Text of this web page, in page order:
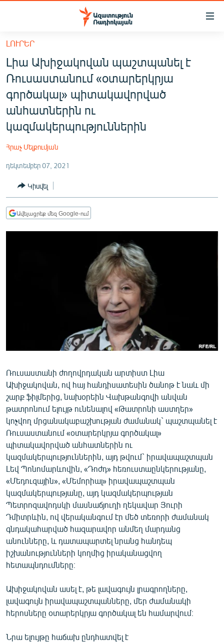
Մատչելիության
հիմնական
բովանդակությանը
Անցնել
հիմնական
մենյուին
Որոնում
ՀԱՅԱՍՏԱՆ
ՔԱՂԱՔԱԿԱՆ
ԸՆՏՐՈՒԹՅՈՒՆՆԵՐ 2026
ԻՐԱՎՈՒՆՔ
ՀԱՍԱՐԱԿՈՒԹՅՈՒՆ
ՊԱՏԵՐԱԶՄԻ 6 ՇԱԲԱԹՆԵՐԸ
ՏԱՐԱԾԱՇՐՋԱՆ
ՄԻՋԱԶԳԱՅԻՆ
ՄԵԿՆԱԲԱՆՈՒԹՅՈՒՆ
ԲԱՆԱՎԵՃ
ՁԳՏԵԼՈՎ ԼԱՎԱԳՈՒՅՆԻՆ
ՓՈԴՔԱՍԹ
Հայերեն
English
Русский
ՀԵՏԵՎԵՔ ՄԵԶ
«Ազատության» բոլոր կայքերը
ԼՈՒՐԵՐ
Լիա Ախիջակովան պաշտպանել է
Ռուսաստանում «օտարերկրյա
գործակալ» պիտակավորված
անհատներին ու
կազմակերպություններին
Հրաչ Մելքումյան
դեկտեմբեր 07, 2021
Կիսվել
Ավելացրեք մեզ Google-ում
Ռուսաստանի ժողովրդական արտիստ Լիա
Ախիջակովան, ով հայ հանդիսատեսին ծանոթ է նաև մի
շարք ֆիլմերից, նախօրեին Վախթանգովի անվան
թատրոնում ելույթ ունենալով «Թատրոնի աստղեր»
կոչվող մրցանակաբաշխության ժամանակ` պաշտպանել է
Ռուսաստանում «օտարերկրյա գործակալ»
պիտակավորված անհատներին ու
կազմակերպություններին, այդ թվում` իրավապաշտպան
Լեվ Պոնոմարևովին, «Դոժդ» հեռուստաընկերությանը,
«Մեդուզային», «Մեմորիալ» իրավապաշտպան
կազմակերպությանը, այդ կազմակերպության
Պետրոզավոդսկի մասնաճյուղի ղեկավար Յուրի
Դմիտրևին, ով վերականգում էր մեծ տեռորի ժամանակ
գնդակահարված հազարավոր անմեղ մարդանց
անունները, և դատապարտել նրանց հանդեպ
իշխանությունների կողմից իրականացվող
հետապնդումները։
Ախիջակովան ասել է, թե լավագույն լրագրողները,
լավագույն իրավապաշտպանները, մեր ժամանակի
հերոսները օտարերկրյա գործակալ են համարվում։
Նրա ելույթը հաճախ ընդհատվել է